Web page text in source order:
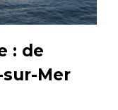
: de
Mer